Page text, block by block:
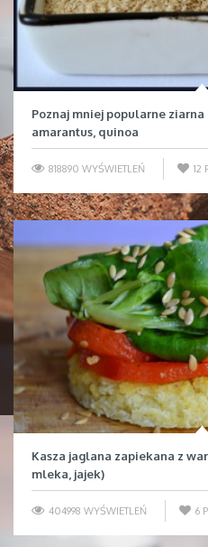
Poznaj mniej popularne
amarantus, quinoa
818890 WYŚWIETLEŃ 12
Kasza jaglana zapiekana z
mleka, jajek)
404998 WYŚWIETLEŃ 6